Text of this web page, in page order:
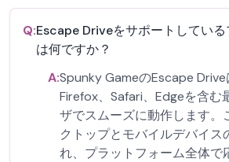
Q:Escape Driveをサポートしてい
は何ですか？
A:Spunky GameのEscape Drive
Firefox、Safari、Edgeを含む
ザでスムーズに動作します。
クトップとモバイルデバイス
れ、プラットフォーム全体で